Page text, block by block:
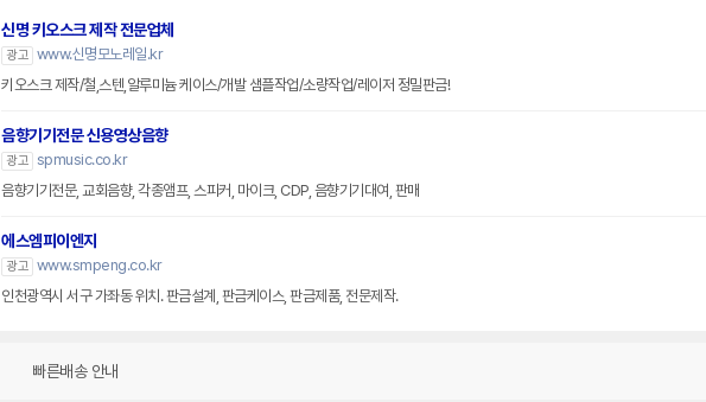
신명 키오스크 제작 전문업체
광고 www.신명모노레일.kr
키오스크 제작/철,스텐,알루미늄 케이스/개발 샘플작업/소량작업/레이저 정밀판금!
음향기기전문 신용영상음향
광고 spmusic.co.kr
음향기기전문, 교회음향, 각종앰프, 스피커, 마이크, CDP, 음향기기대여, 판매
에스엠피이엔지
광고 www.smpeng.co.kr
인천광역시 서구 가좌동 위치. 판금설계, 판금케이스, 판금제품, 전문제작.
빠른배송 안내